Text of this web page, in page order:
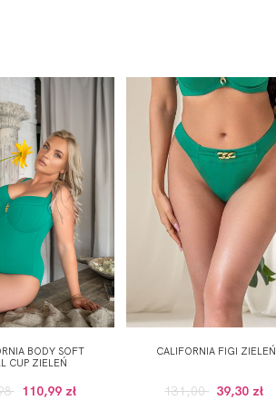
BODY SOFT
CUP ZIELEŃ
110,99 zł
CALIFORNIA FIGI ZIELEŃ
131,00 39,30 zł